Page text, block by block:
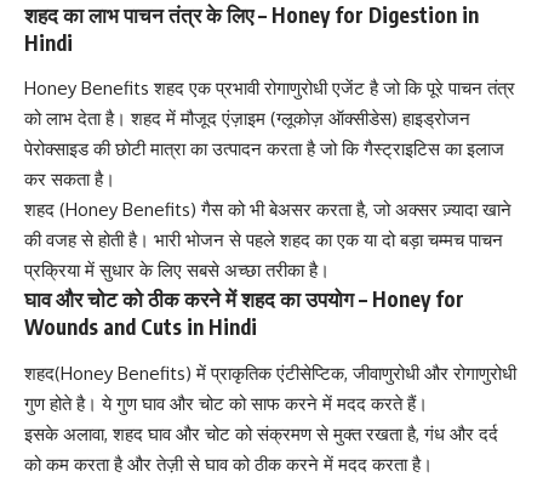
शहद का लाभ पाचन तंत्र के लिए – Honey for Digestion in
Hindi
Honey Benefits शहद एक प्रभावी रोगाणुरोधी एजेंट है जो कि पूरे पाचन तंत्र
को लाभ देता है। शहद में मौजूद एंज़ाइम (ग्लूकोज़ ऑक्सीडेस) हाइड्रोजन
पेरोक्साइड की छोटी मात्रा का उत्पादन करता है जो किगैस्ट्राइटिस का इलाज
कर सकता है।
शहद (Honey Benefits)गैस को भी बेअसर करता है, जो अक्सर ज़्यादा खाने
की वजह से होती है। भारी भोजन से पहले शहद का एक या दो बड़ा चम्मच पाचन
प्रक्रिया में सुधार के लिए सबसे अच्छा तरीका है।
घाव और चोट को ठीक करने में शहद का उपयोग – Honey for
Wounds and Cuts in Hindi
शहद(Honey Benefits) में प्राकृतिक एंटीसेप्टिक, जीवाणुरोधी और रोगाणुरोधी
गुण होते है। ये गुण घाव और चोट को साफ करने में मदद करते हैं।
इसके अलावा, शहद घाव और चोट को संक्रमण से मुक्त रखता है, गंध और दर्द
को कम करता है और तेज़ी से घाव को ठीक करने में मदद करता है।